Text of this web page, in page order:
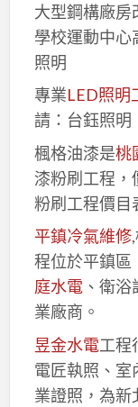
大型鋼構廠房
學校運動中心
照明
專業LED照明
請：台鈺照明
楓格油漆是桃
漆粉刷工程，
粉刷工程價目
平鎮冷氣維修
程位於平鎮區
庭水電、衛浴
業廠商。
昱金水電工程
電匠執照、室
業證照，為新